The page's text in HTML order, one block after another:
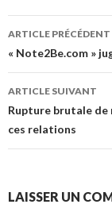
Navigation
des
articles
ARTICLE PRÉCÉDENT
« Note2Be.com »
ARTICLE SUIVANT
Rupture brutale
ces relations
LAISSER UN